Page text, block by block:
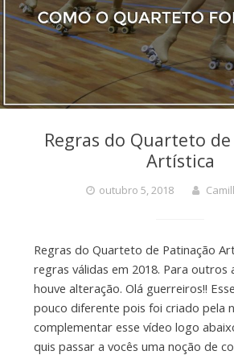
Regras do Quarteto
Artística
outubro 5, 2018
Regras do Quarteto de Patinação
regras válidas em 2018. Para outros
houve alteração. Olá guerreiros!!
pouco diferente pois foi criado pela
complementar esse vídeo logo
quis passar a vocês uma noção de